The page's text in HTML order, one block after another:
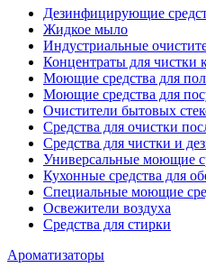
Дезинфицирующие
Жидкое мыло
Индустриальные
Концентраты для чистки
Моющие средства для
Моющие средства для
Очистители бытовых
Средства для очистки
Средства для чистки и
Универсальные моющие
Кухонные средства для
Специальные моющие
Освежители воздуха
Средства для стирки
Ароматизаторы